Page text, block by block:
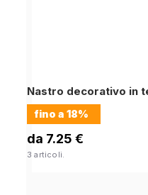
Nastro decorativo in
fino a 18%
da 7.25 €
3 articoli.